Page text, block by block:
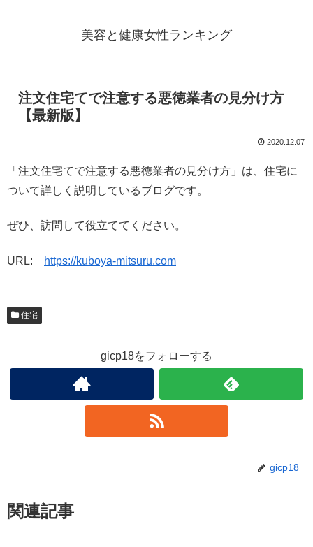
美容と健康女性ランキング
注文住宅てで注意する悪徳業者の見分け方
【最新版】
2020.12.07
「注文住宅てで注意する悪徳業者の見分け方」は、住宅に
ついて詳しく説明しているブログです。
ぜひ、訪問して役立ててください。
URL: https://kuboya-mitsuru.com
住宅
gicp18をフォローする
gicp18
関連記事